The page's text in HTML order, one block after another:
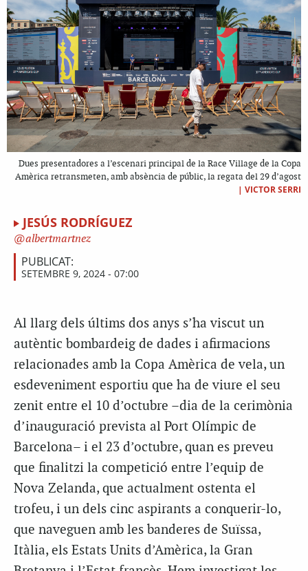
Dues presentadores a l’escenari principal de la Race Village de la Copa
Amèrica retransmeten, amb absència de públic, la regata del 29 d’agost
| VICTOR SERRI
JESÚS RODRÍGUEZ
albertmartnez
PUBLICAT:
SETEMBRE 9, 2024 - 07:00
Al llarg dels últims dos anys s’ha viscut un
autèntic bombardeig de dades i afirmacions
relacionades amb la Copa Amèrica de vela, un
esdeveniment esportiu que ha de viure el seu
zenit entre el 10 d’octubre –dia de la cerimònia
d’inauguració prevista al Port Olímpic de
Barcelona– i el 23 d’octubre, quan es preveu
que finalitzi la competició entre l’equip de
Nova Zelanda, que actualment ostenta el
trofeu, i un dels cinc aspirants a conquerir-lo,
que naveguen amb les banderes de Suïssa,
Itàlia, els Estats Units d’Amèrica, la Gran